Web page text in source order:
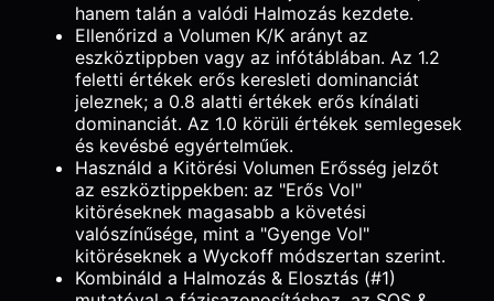
hanem talán a valódi Halmozás kezdete.
Ellenőrizd a Volumen K/K arányt az
eszköztippben vagy az infótáblában. Az 1.2
feletti értékek erős keresleti dominanciát
jeleznek; a 0.8 alatti értékek erős kínálati
dominanciát. Az 1.0 körüli értékek semlegesek
és kevésbé egyértelműek.
Használd a Kitörési Volumen Erősség jelzőt
az eszköztippekben: az "Erős Vol"
kitöréseknek magasabb a követési
valószínűsége, mint a "Gyenge Vol"
kitöréseknek a Wyckoff módszertan szerint.
Kombináld a Halmozás & Elosztás (#1)